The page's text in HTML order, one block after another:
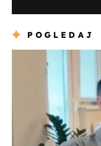
POGLEDAJ